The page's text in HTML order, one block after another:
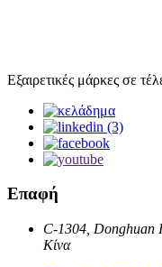
Εξαιρετικές μάρκες σε
Επαφή
C-1304, Donghuan
Κίνα